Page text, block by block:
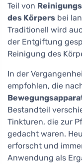
Teil von
des Körpers bei
Traditionell wird
der Entgiftung
Reinigung des
In der
empfohlen, die
Bestandteil
Tinkturen, die zur
gedacht waren.
erforscht und
Anwendung als